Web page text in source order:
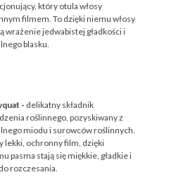
który otula włosy
filmem. To dzięki niemu włosy
wrażenie jedwabistej gładkości i
blasku.
- delikatny składnik
roślinnego, pozyskiwany z
miodu i surowców roślinnych.
lekki, ochronny film, dzięki
pasma stają się miękkie, gładkie i
rozczesania.